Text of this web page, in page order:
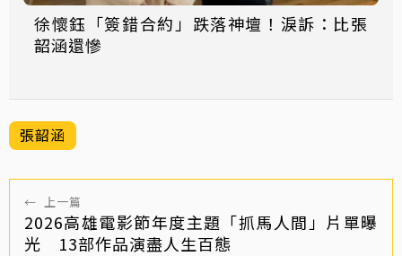
徐懷鈺「簽錯合約」跌落神壇！淚訴：比張
韶涵還慘
張韶涵
← 上一篇
2026高雄電影節年度主題「抓馬人間」片單曝
光 13部作品演盡人生百態